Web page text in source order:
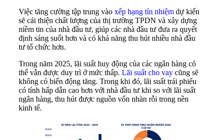
Việc tăng cường tập trung vào xếp hạng tín nhiệm dự kiến
sẽ cải thiện chất lượng của thị trường TPDN và xây dựng
niềm tin của nhà đầu tư, giúp các nhà đầu tư đưa ra quyết
định sáng suốt hơn và có khả năng thu hút nhiều nhà đầu
tư tổ chức hơn.
Trong năm 2025, lãi suất huy động của các ngân hàng có
thể vẫn được duy trì ở mức thấp. Lãi suất cho vay cũng sẽ
không có biến động tăng. Trong khi đó, lãi suất trái phiếu
có tính hấp dẫn cao hơn với nhà đầu tư khi so với lãi suất
ngân hàng, thu hút được nguồn vốn nhàn rỗi trong nền
kinh tế.